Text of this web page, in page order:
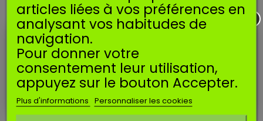
(115
Poire d'amorçage pour carburateur Walbro et autres.
2,90 €
Ajouter au panier
articles liées à vos préférences en
analysant vos habitudes de
navigation.
Pour donner votre
consentement leur utilisation,
appuyez sur le bouton Accepter.
Plus d'informations Personnaliser les cookies